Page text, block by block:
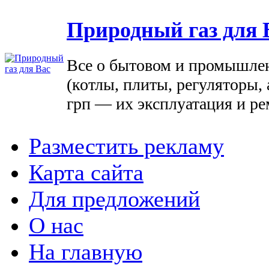
Природный газ для
Все о бытовом и
(котлы, плиты, регуляторы,
грп — их эксплуатация и
Разместить рекламу
Карта сайта
Для предложений
О нас
На главную